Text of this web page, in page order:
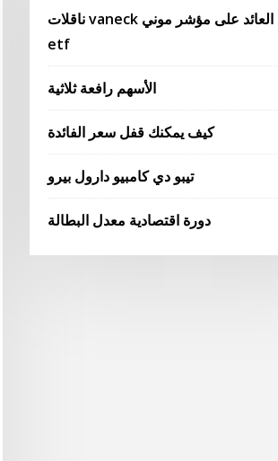
ناقلات vaneck ارتفاع العائد على مؤشر موني
etf
الأسهم رافعة ثلاثية
كيف يمكنك قفل سعر الفائدة
تيبو دي كامبيو دارول بيرو
دورة اقتصادية معدل البطالة